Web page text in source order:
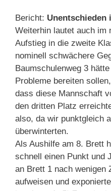
Bericht: Unentschieden
Weiterhin lautet auch im
Aufstieg in die zweite
nominell schwächere
Baumschulenweg 3
Probleme bereiten
dass diese Mannschaft
den dritten Platz
also, da wir punktgleich
überwinterten.
Als Aushilfe am 8. Brett
schnell einen Punkt und
an Brett 1 nach wenigen
aufweisen und